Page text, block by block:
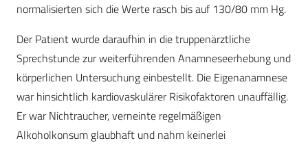
normalisierten sich die Werte rasch bis auf 130/80 mm Hg.
Der Patient wurde daraufhin in die truppenärztliche
Sprechstunde zur weiterführenden Anamneseerhebung und
körperlichen Untersuchung einbestellt. Die Eigenanamnese
war hinsichtlich kardiovaskulärer Risikofaktoren unauffällig.
Er war Nichtraucher, verneinte regelmäßigen
Alkoholkonsum glaubhaft und nahm keinerlei